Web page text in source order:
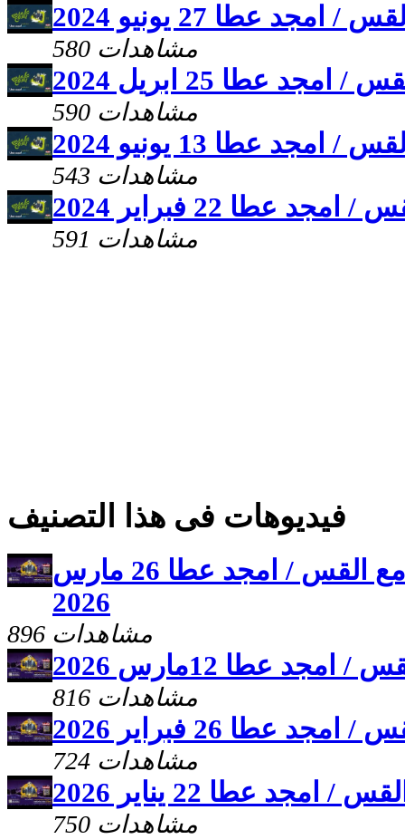
عطا 27 يونيو 2024
580 مشاهدات
عطا 25 ابريل 2024
590 مشاهدات
عطا 13 يونيو 2024
543 مشاهدات
22 فبراير 2024
591 مشاهدات
فيديوهات فى هذا التصنيف
برنامج علمنى يسوع مع القس / امجد عطا 26 مارس
2026
896 مشاهدات
عطا 12مارس 2026
816 مشاهدات
26 فبراير 2026
724 مشاهدات
عطا 22 يناير 2026
750 مشاهدات